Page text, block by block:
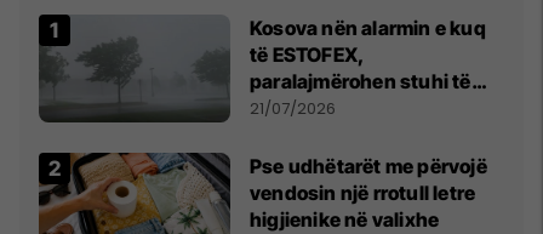
Kosova nën alarmin e kuq
të ESTOFEX,
paralajmërohen stuhi të
fuqishme me breshër dhe
21/07/2026
Pse udhëtarët me përvojë
vendosin një rrotull letre
higjienike në valixhe